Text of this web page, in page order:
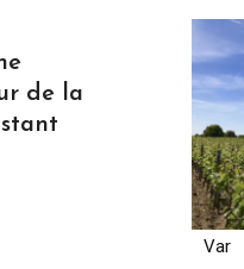
de la
Var